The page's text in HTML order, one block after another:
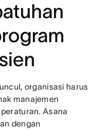
organisasi harus
manajemen
Asana
dengan